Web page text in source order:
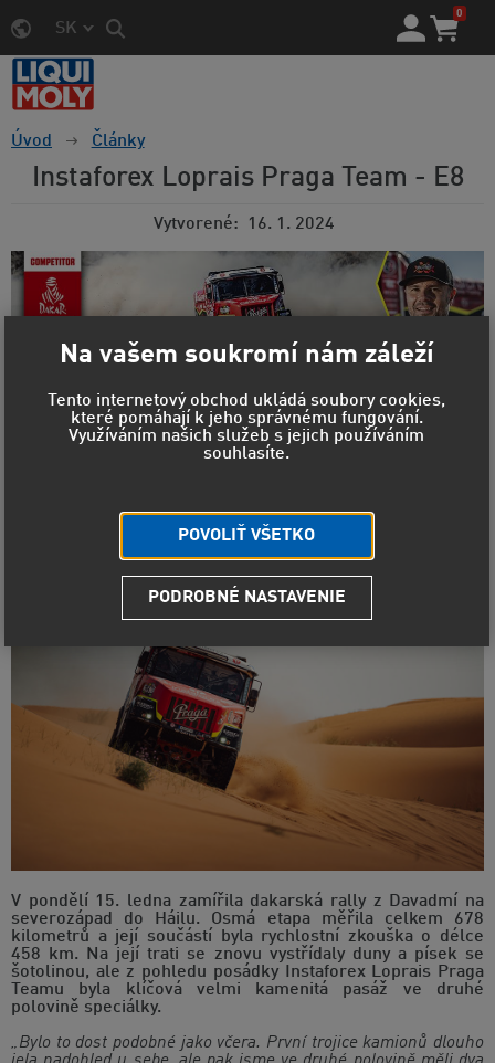
SK
0
Úvod Články
Instaforex Loprais Praga Team - E8
Vytvorené 16. 1. 2024
Dakar 2024: Proražené pneumatiky odsunuly
Aleše Lopraise na třetí místo
rychlostní zkouška předchozího dne. Dobře rozjetou
speciálku v závěru opět poznamenaly dva defekty.
V pondělí 15. ledna zamířila dakarská rally z Davadmí na
severozápad do Háilu. Osmá etapa měřila celkem 678
kilometrů a její součástí byla rychlostní zkouška o délce
458 km. Na její trati se znovu vystřídaly duny a písek se
šotolinou, ale z pohledu posádky Instaforex Loprais Praga
Teamu byla klíčová velmi kamenitá pasáž ve druhé
polovině speciálky.
„Bylo to dost podobné jako včera. První trojice kamionů dlouho
Na vašem soukromí nám záleží
Tento internetový obchod ukládá soubory cookies,
které pomáhají k jeho správnému fungování.
Využíváním našich služeb s jejich používáním
souhlasíte.
POVOLIŤ VŠETKO
PODROBNÉ NASTAVENIE